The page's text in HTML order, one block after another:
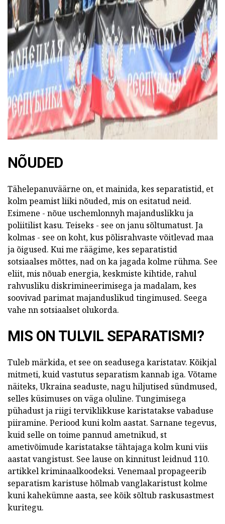
NÕUDED
Tähelepanuväärne on, et mainida, kes separatistid, et
kolm peamist liiki nõuded, mis on esitatud neid.
Esimene - nõue uschemlonnyh majanduslikku ja
poliitilist kasu. Teiseks - see on janu sõltumatust. Ja
kolmas - see on koht, kus põlisrahvaste võitlevad maa
ja õigused. Kui me räägime, kes separatistid
sotsiaalses mõttes, nad on ka jagada kolme rühma. See
eliit, mis nõuab energia, keskmiste kihtide, rahul
rahvusliku diskrimineerimisega ja madalam, kes
soovivad parimat majanduslikud tingimused. Seega
vahe nn sotsiaalset olukorda.
MIS ON TULVIL SEPARATISMI?
Tuleb märkida, et see on seadusega karistatav. Kõikjal
mitmeti, kuid vastutus separatism kannab iga. Võtame
näiteks, Ukraina seaduste, nagu hiljutised sündmused,
selles küsimuses on väga oluline. Tungimisega
pühadust ja riigi terviklikkuse karistatakse vabaduse
piiramine. Periood kuni kolm aastat. Sarnane tegevus,
kuid selle on toime pannud ametnikud, st
ametivõimude karistatakse tähtajaga kolm kuni viis
aastat vangistust. See lause on kinnitust leidnud 110.
artikkel kriminaalkoodeksi. Venemaal propageerib
separatism karistuse hõlmab vanglakaristust kolme
kuni kahekümne aasta, see kõik sõltub raskusastmest
kuritegu.